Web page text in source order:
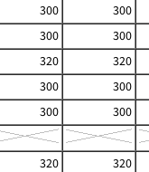
300 300
300 300
320 320
300 300
300 300
320 320